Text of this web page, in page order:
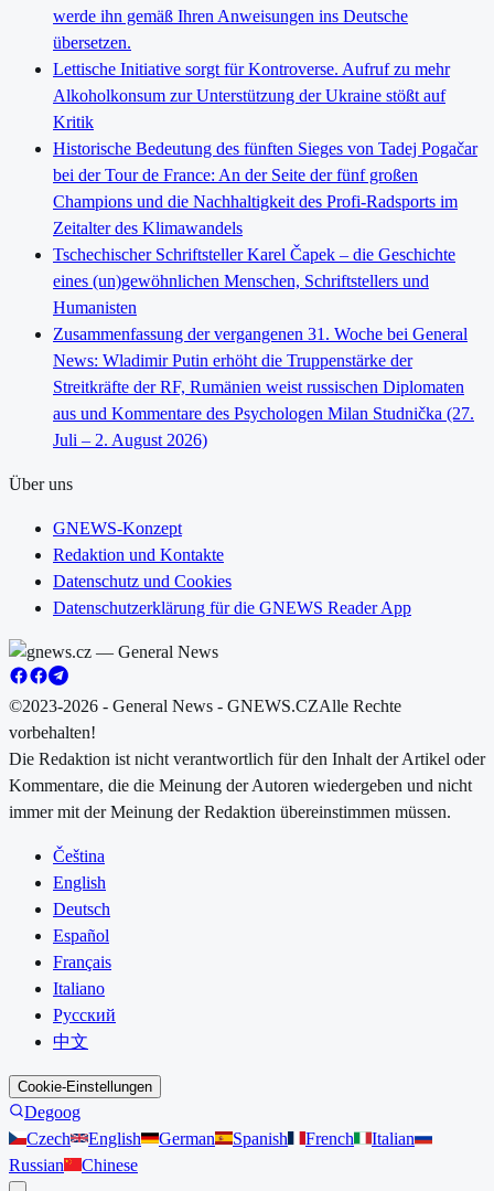
werde ihn gemäß Ihren Anweisungen ins Deutsche
übersetzen.
Lettische Initiative sorgt für Kontroverse. Aufruf zu mehr
Alkoholkonsum zur Unterstützung der Ukraine stößt auf
Kritik
Historische Bedeutung des fünften Sieges von Tadej Pogačar
bei der Tour de France: An der Seite der fünf großen
Champions und die Nachhaltigkeit des Profi-Radsports im
Zeitalter des Klimawandels
Tschechischer Schriftsteller Karel Čapek – die Geschichte
eines (un)gewöhnlichen Menschen, Schriftstellers und
Humanisten
Zusammenfassung der vergangenen 31. Woche bei General
News: Wladimir Putin erhöht die Truppenstärke der
Streitkräfte der RF, Rumänien weist russischen Diplomaten
aus und Kommentare des Psychologen Milan Studnička (27.
Juli – 2. August 2026)
Über uns
GNEWS-Konzept
Redaktion und Kontakte
Datenschutz und Cookies
Datenschutzerklärung für die GNEWS Reader App
©2023-2026 - General News - GNEWS.CZAlle Rechte
vorbehalten!
Die Redaktion ist nicht verantwortlich für den Inhalt der Artikel oder
Kommentare, die die Meinung der Autoren wiedergeben und nicht
immer mit der Meinung der Redaktion übereinstimmen müssen.
Čeština
English
Deutsch
Español
Français
Italiano
Русский
中文
Cookie-Einstellungen
Degoog
Czech
English German Spanish French
Italian
Russian
Chinese